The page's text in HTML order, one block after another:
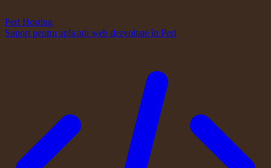
Perl Hosting
Suport pentru aplicații web dezvoltate în Perl